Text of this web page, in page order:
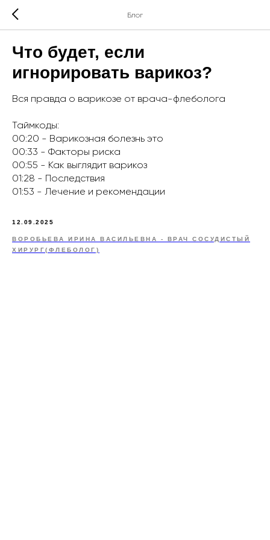
Блог
Что будет, если
игнорировать варикоз?
Вся правда о варикозе от врача-флеболога
Таймкоды:
00:20 - Варикозная болезнь это
00:33 - Факторы риска
00:55 - Как выглядит варикоз
01:28 - Последствия
01:53 - Лечение и рекомендации
12.09.2025
ВОРОБЬЕВА ИРИНА ВАСИЛЬЕВНА - ВРАЧ СОСУДИСТЫЙ
ХИРУРГ(ФЛЕБОЛОГ)